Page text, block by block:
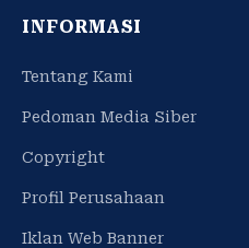
INFORMASI
Tentang Kami
Pedoman Media Siber
Copyright
Profil Perusahaan
Iklan Web Banner